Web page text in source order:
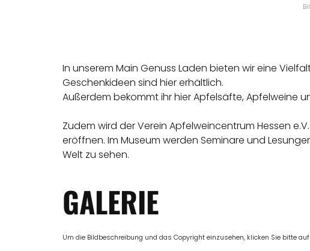
In unserem Main Genuss Laden bieten wir eine
Geschenkideen sind hier erhältlich.
Außerdem bekommt ihr hier Apfelsäfte, Apfelweine
Zudem wird der Verein Apfelweincentrum Hessen
eröffnen. Im Museum werden Seminare und
Welt zu sehen.
GALERIE
Um die Bildbeschreibung und das Copyright einzusehen, klicken Sie bitte